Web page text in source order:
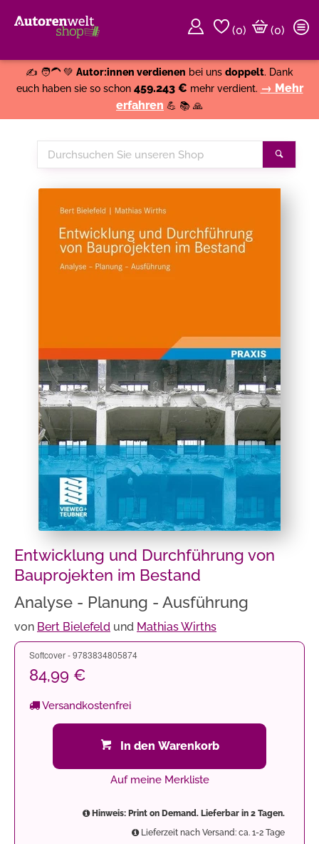
(0)
(0)
✍️ 🧑‍🦱 💚 Autor:innen verdienen bei uns doppelt. Dank
euch haben sie so schon 459.243 € mehr verdient. → Mehr
erfahren 💪 📚 🙏
Durchsuchen
Sie
Entwicklung und Durchführung von
Bauprojekten im Bestand
Analyse - Planung - Ausführung
von Bert Bielefeld und Mathias Wirths
Softcover - 9783834805874
84,99 €
Versandkostenfrei
In den Warenkorb
Auf meine Merkliste
Hinweis: Print on Demand. Lieferbar in 2 Tagen.
Lieferzeit nach Versand: ca. 1-2 Tage